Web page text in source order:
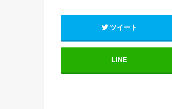
ツイート
LINE